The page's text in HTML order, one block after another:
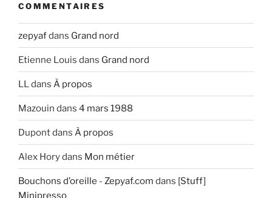
COMMENTAIRES
zepyafdans Grand nord
Etienne Louis dans Grand nord
LLdans À propos
Mazouin dans 4 mars 1988
Dupontdans À propos
Alex Horydans Mon métier
Bouchons d’oreille - Zepyaf.com dans [Stuff]
Minipresso